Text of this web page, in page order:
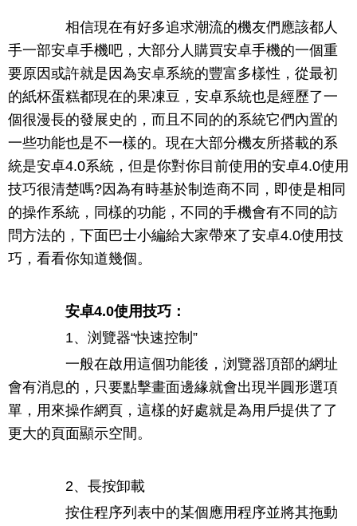
相信現在有好多追求潮流的機友們應該都人
手一部安卓手機吧，大部分人購買安卓手機的一個重
要原因或許就是因為安卓系統的豐富多樣性，從最初
的紙杯蛋糕都現在的果凍豆，安卓系統也是經歷了一
個很漫長的發展史的，而且不同的的系統它們內置的
一些功能也是不一樣的。現在大部分機友所搭載的系
統是安卓4.0系統，但是你對你目前使用的安卓4.0使用
技巧很清楚嗎?因為有時基於制造商不同，即使是相同
的操作系統，同樣的功能，不同的手機會有不同的訪
問方法的，下面巴士小編給大家帶來了安卓4.0使用技
巧，看看你知道幾個。
安卓4.0使用技巧：
1、浏覽器“快速控制”
一般在啟用這個功能後，浏覽器頂部的網址
會有消息的，只要點擊畫面邊緣就會出現半圓形選項
單，用來操作網頁，這樣的好處就是為用戶提供了了
更大的頁面顯示空間。
2、長按卸載
按住程序列表中的某個應用程序並將其拖動